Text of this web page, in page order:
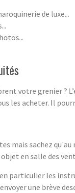
de luxe...
votre grenier ?
les acheter. Il
mais sachez
en salle des
particulier les
une brève